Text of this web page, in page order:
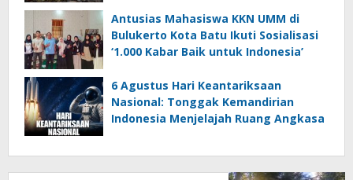
Antusias Mahasiswa KKN UMM di
Bulukerto Kota Batu Ikuti Sosialisasi
‘1.000 Kabar Baik untuk Indonesia’
6 Agustus Hari Keantariksaan
Nasional: Tonggak Kemandirian
Indonesia Menjelajah Ruang Angkasa